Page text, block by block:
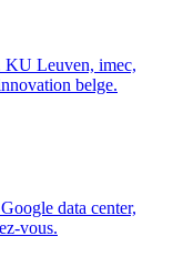
KU Leuven, imec,
belge.
data center,
vous.